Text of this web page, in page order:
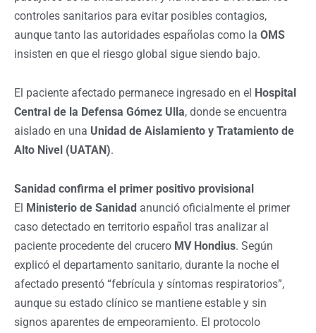
controles sanitarios para evitar posibles contagios,
aunque tanto las autoridades españolas como la OMS
insisten en que el riesgo global sigue siendo bajo.
El paciente afectado permanece ingresado en el Hospital
Central de la Defensa Gómez Ulla, donde se encuentra
aislado en una Unidad de Aislamiento y Tratamiento de
Alto Nivel (UATAN).
Sanidad confirma el primer positivo provisional
El Ministerio de Sanidad anunció oficialmente el primer
caso detectado en territorio español tras analizar al
paciente procedente del crucero MV Hondius. Según
explicó el departamento sanitario, durante la noche el
afectado presentó “febrícula y síntomas respiratorios”,
aunque su estado clínico se mantiene estable y sin
signos aparentes de empeoramiento. El protocolo